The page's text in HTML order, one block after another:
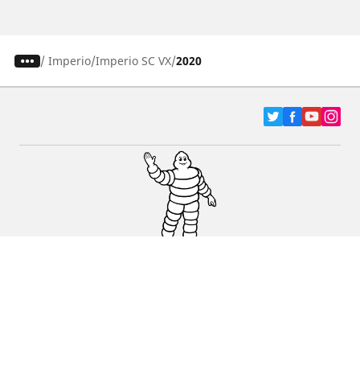
/ Imperio Imperio SC VX 2020